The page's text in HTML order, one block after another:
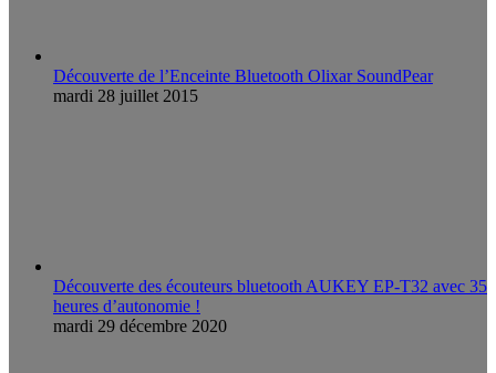
Découverte de l’Enceinte Bluetooth Olixar SoundPear
mardi 28 juillet 2015
Découverte des écouteurs bluetooth AUKEY EP-T32 avec 35
heures d’autonomie !
mardi 29 décembre 2020